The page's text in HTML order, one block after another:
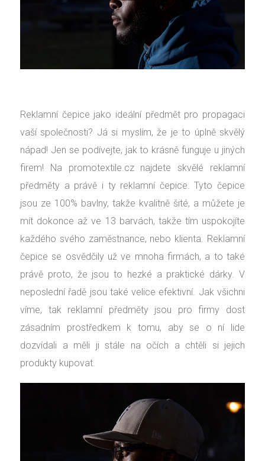
Reklamní čepice jako ideální předmět pro propagaci
vaší společnosti? Já si myslím, že je to úplně skvělý
nápad! Jen se podívejte, jak to krásně funguje u jiných
firem! Na promotextile.cz najdete skvělé reklamní
předměty a právě i ty reklamní čepice. Tyto čepice
jsou ze 100% bavlny, takže kvalitně šité, a můžete je
mít dokonce až ve 13 barvách, takže tím uspokojíte
každého svého zaměstnance, nebo klienta. Reklamní
čepice se osvědčily už ve mnoha firmách, a to také
právě proto, že jsou to hezké a praktické dárky. V
neposlední řadě jsou také velice efektivní. Jak všichni
víme, tak reklamní předměty jsou pro firmy dost
zásadním prostředkem k tomu, aby se o ní lide
dozvídali a měli ji stále na očích a chtěli si jejich
produkty kupovat.